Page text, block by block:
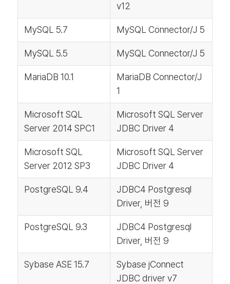
v12
MySQL 5.7 MySQL Connector/J 5
MySQL 5.5 MySQL Connector/J 5
MariaDB 10.1
MariaDB Connector/J
1
Microsoft SQL
Server 2014 SPC1
Microsoft SQL Server
JDBC Driver 4
Microsoft SQL
Server 2012 SP3
Microsoft SQL Server
JDBC Driver 4
PostgreSQL 9.4
JDBC4 Postgresql
Driver, 버전 9
PostgreSQL 9.3
JDBC4 Postgresql
Driver, 버전 9
Sybase ASE 15.7
Sybase jConnect
JDBC driver v7